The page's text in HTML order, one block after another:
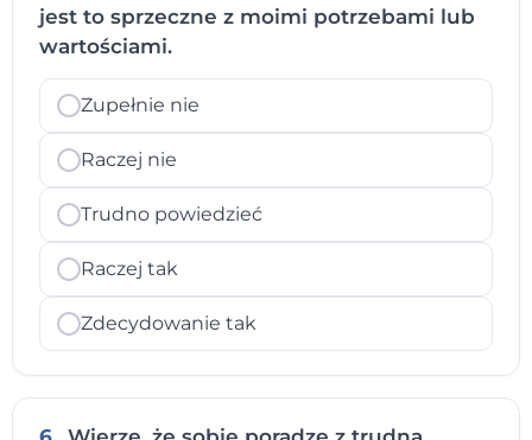
jest to sprzeczne z moimi potrzebami lub
wartościami.
Zupełnie nie
Raczej nie
Trudno powiedzieć
Raczej tak
Zdecydowanie tak